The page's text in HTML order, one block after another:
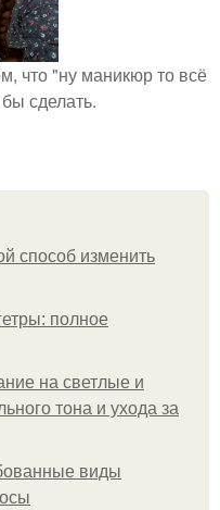
что "ну маникюр то всё
сделать.
способ изменить
полное
на светлые и
тона и ухода за
виды